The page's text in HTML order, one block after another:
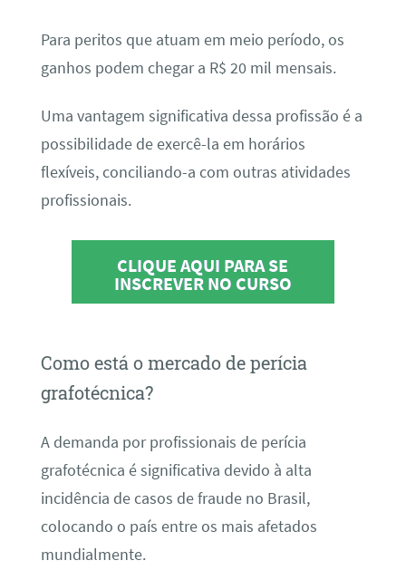
Para peritos que atuam em meio período, os
ganhos podem chegar a R$ 20 mil mensais.
Uma vantagem significativa dessa profissão é a
possibilidade de exercê-la em horários
flexíveis, conciliando-a com outras atividades
profissionais.
CLIQUE AQUI PARA SE
INSCREVER NO CURSO
Como está o mercado de perícia
grafotécnica?
A demanda por profissionais de perícia
grafotécnica é significativa devido à alta
incidência de casos de fraude no Brasil,
colocando o país entre os mais afetados
mundialmente.